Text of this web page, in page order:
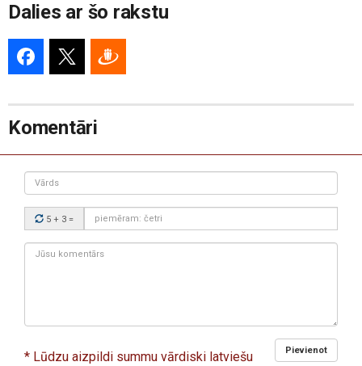
Dalies ar šo rakstu
Komentāri
Vārds
Drošības
kods:
5 + 3 =
Jūsu
Pievienot
* Lūdzu aizpildi summu vārdiski latviešu